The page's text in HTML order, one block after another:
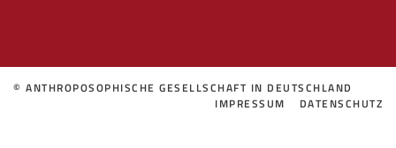
© ANTHROPOSOPHISCHE GESELLSCHAFT IN DEUTSCHLAND
IMPRESSUM
DATENSCHUTZ